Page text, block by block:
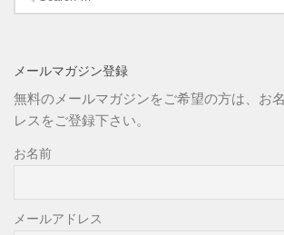
for:
メールマガジン登録
無料のメールマガジンをご希望の方は、お
レスをご登録下さい。
お名前
メールアドレス